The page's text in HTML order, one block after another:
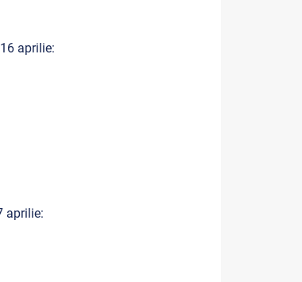
aprilie:
aprilie: